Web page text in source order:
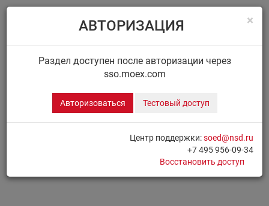
Menu
ДИСК.СООБЩЕНИЯ
×
АВТОРИЗАЦИЯ
Раздел доступен после авторизации через
sso.moex.com
Авторизоваться Тестовый доступ
Центр поддержки:soed@nsd.ru
+7 495 956-09-34
Восстановить доступ